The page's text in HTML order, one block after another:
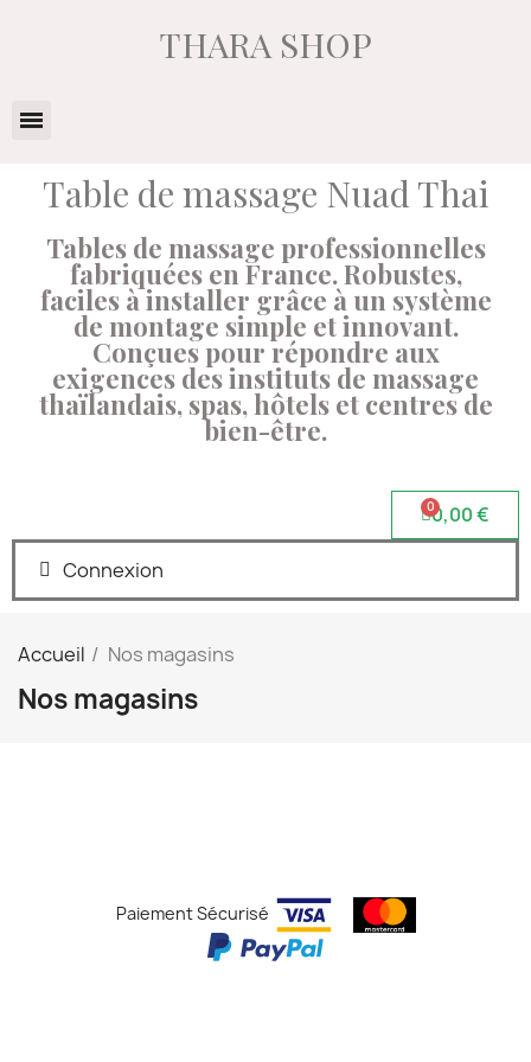
THARA SHOP
Table de massage Nuad Thai
Tables de massage professionnelles
fabriquées en France. Robustes,
faciles à installer grâce à un système
de montage simple et innovant.
Conçues pour répondre aux
exigences des instituts de massage
thaïlandais, spas, hôtels et centres de
bien-être.
0,00 €
Connexion
Accueil Nos magasins
Nos magasins
Paiement Sécurisé